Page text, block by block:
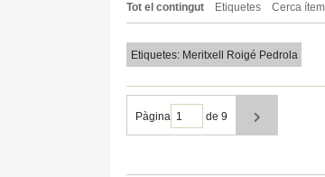
Tot el contingut Etiquetes Cerca
Etiquetes: Meritxell Roigé Pedrola
Pàgina
de 9